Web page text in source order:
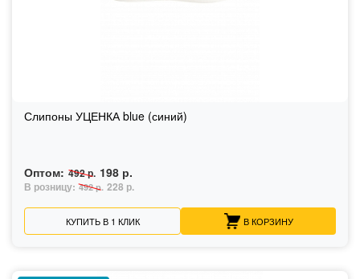
Слипоны УЦЕНКА blue (синий)
Оптом: 492 р. 198 р.
В розницу: 492 р. 228 р.
КУПИТЬ В 1 КЛИК В КОРЗИНУ